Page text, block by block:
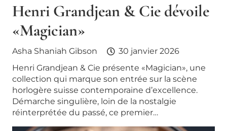
Henri Grandjean & Cie dévoile
«Magician»
Asha Shaniah Gibson
30 janvier 2026
Henri Grandjean & Cie présente «Magician», une
collection qui marque son entrée sur la scène
horlogère suisse contemporaine d’excellence.
Démarche singulière, loin de la nostalgie
réinterprétée du passé, ce premier…